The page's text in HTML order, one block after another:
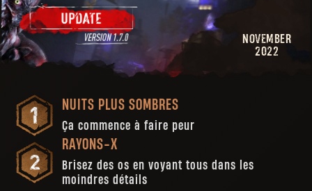
NOVEMBER
2022
NUITS PLUS SOMBRES
Ça commence à faire peur
RAYONS-X
Brisez des os en voyant tous dans les
moindres détails